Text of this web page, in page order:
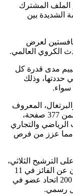
الملف المشترك
الشديدة بين
لعرض
الكروي العالمي.
مدى قدرة كل
حددتها، وذلك
سواء.
المعروف
باسم “يلا باموس”، قد قدم ملفاً فنياً شاملاً يتضمن 377 صفحة،
الرياضي والتجاري
مما عزز من فرص
الترشيح الثلاثي،
إلا أن المنافسة لا تزال قائمة حتى موعد الإعلان عن الفائز في 11
دجنبر المقبل. ومن المتوقع أن يصوت أكثر من 200 اتحاد عضو في
رسمي.